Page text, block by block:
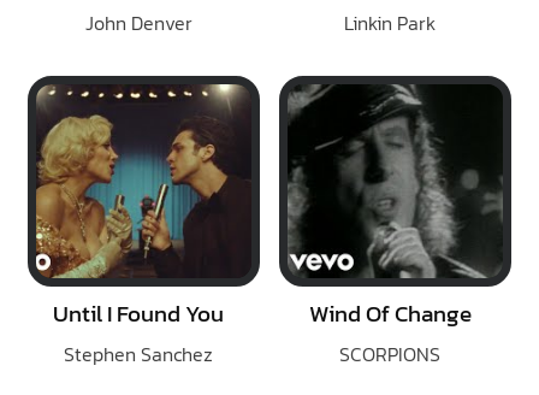
John Denver Linkin Park
Until I Found You
Stephen Sanchez
Wind Of Change
SCORPIONS